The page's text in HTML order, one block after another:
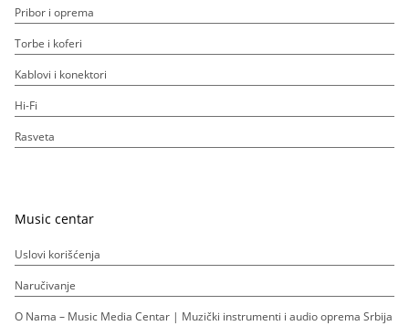
Pribor i oprema
Torbe i koferi
Kablovi i konektori
Hi-Fi
Rasveta
Music centar
Uslovi korišćenja
Naručivanje
O Nama – Music Media Centar | Muzički instrumenti i audio oprema Srbija